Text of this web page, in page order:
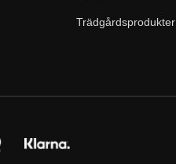
Trädgårdsprodukter